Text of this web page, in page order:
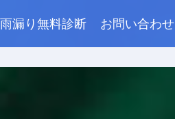
雨漏り無料診断 お問い合わせ